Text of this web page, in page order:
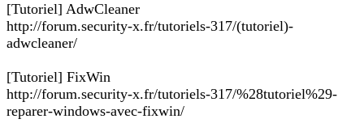
[Tutoriel] AdwCleaner
http://forum.security-x.fr/tutoriels-317/(tutoriel)-
adwcleaner/
[Tutoriel] FixWin
http://forum.security-x.fr/tutoriels-317/%28tutoriel%29-
reparer-windows-avec-fixwin/